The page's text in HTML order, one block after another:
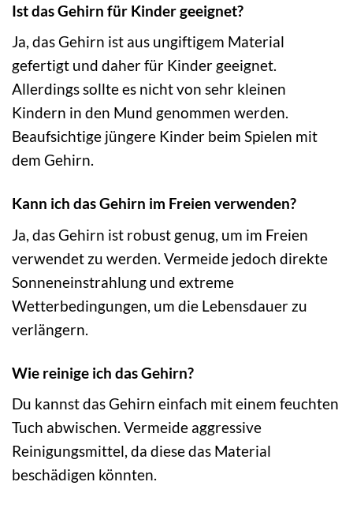
Ist das Gehirn für Kinder geeignet?
Ja, das Gehirn ist aus ungiftigem Material
gefertigt und daher für Kinder geeignet.
Allerdings sollte es nicht von sehr kleinen
Kindern in den Mund genommen werden.
Beaufsichtige jüngere Kinder beim Spielen mit
dem Gehirn.
Kann ich das Gehirn im Freien verwenden?
Ja, das Gehirn ist robust genug, um im Freien
verwendet zu werden. Vermeide jedoch direkte
Sonneneinstrahlung und extreme
Wetterbedingungen, um die Lebensdauer zu
verlängern.
Wie reinige ich das Gehirn?
Du kannst das Gehirn einfach mit einem feuchten
Tuch abwischen. Vermeide aggressive
Reinigungsmittel, da diese das Material
beschädigen könnten.